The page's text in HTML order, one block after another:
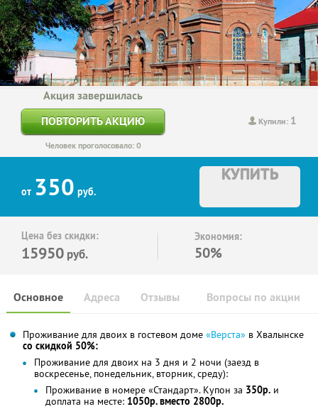
Купили: 1
Акция завершилась
ПОВТОРИТЬ АКЦИЮ
Человек проголосовало: 0
от 350 руб.
КУПИТЬ
Цена без скидки:
15950 руб.
Экономия:
50%
Основное Отзывы Вопросы по акции
Адреса
Проживание для двоих в гостевом доме «Верста» в Хвалынске
со скидкой 50%:
Проживание для двоих на 3 дня и 2 ночи (заезд в
воскресенье, понедельник, вторник, среду):
Проживание в номере «Стандарт». Купон за 350р. и
доплата на месте: 1050р. вместо 2800р.